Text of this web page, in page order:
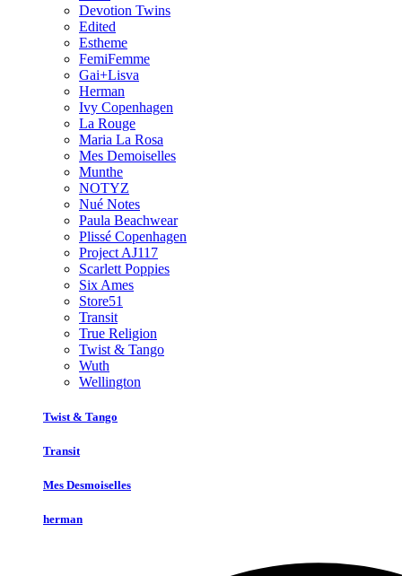
Devotion Twins
Edited
Estheme
FemiFemme
Gai+Lisva
Herman
Ivy Copenhagen
La Rouge
Maria La Rosa
Mes Demoiselles
Munthe
NOTYZ
Nué Notes
Paula Beachwear
Plissé Copenhagen
Project AJ117
Scarlett Poppies
Six Ames
Store51
Transit
True Religion
Twist & Tango
Wuth
Wellington
Twist & Tango
Transit
Mes Desmoiselles
herman